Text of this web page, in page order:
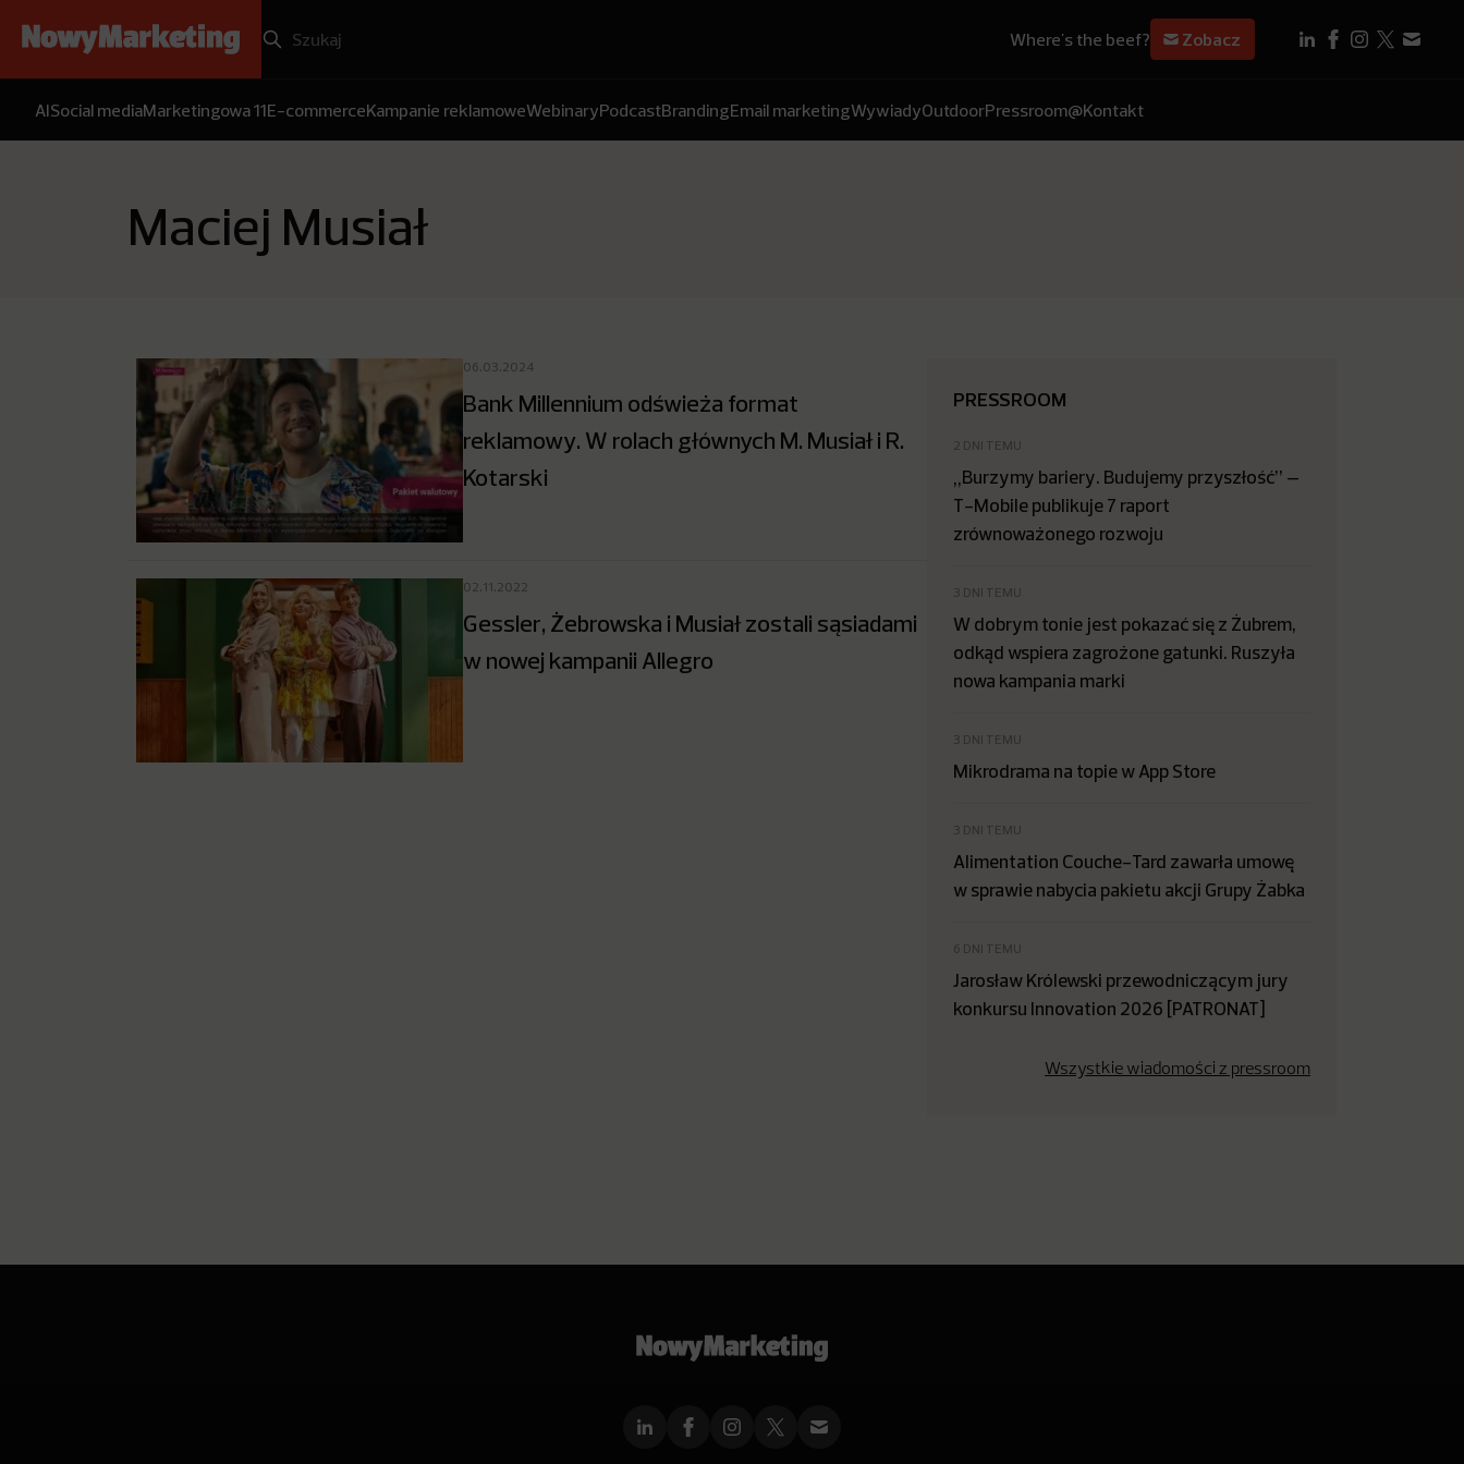
Where's the beef? Zobacz
AISocial mediaMarketingowa 11E-commerceKampanie reklamoweWebinaryPodcastBrandingEmail marketingWywiadyOutdoorPressroom@Kontakt
Maciej Musiał
06.03.2024
Bank Millennium odświeża format
reklamowy. W rolach głównych M. Musiał i R.
Kotarski
02.11.2022
Gessler, Żebrowska i Musiał zostali sąsiadami
w nowej kampanii Allegro
PRESSROOM
2 DNI TEMU
„Burzymy bariery. Budujemy przyszłość” –
T-Mobile publikuje 7 raport
zrównoważonego rozwoju
3 DNI TEMU
W dobrym tonie jest pokazać się z Żubrem,
odkąd wspiera zagrożone gatunki. Ruszyła
nowa kampania marki
3 DNI TEMU
Mikrodrama na topie w App Store
3 DNI TEMU
Alimentation Couche-Tard zawarła umowę
w sprawie nabycia pakietu akcji Grupy Żabka
6 DNI TEMU
Jarosław Królewski przewodniczącym jury
konkursu Innovation 2026 [PATRONAT]
Wszystkie wiadomości z pressroom